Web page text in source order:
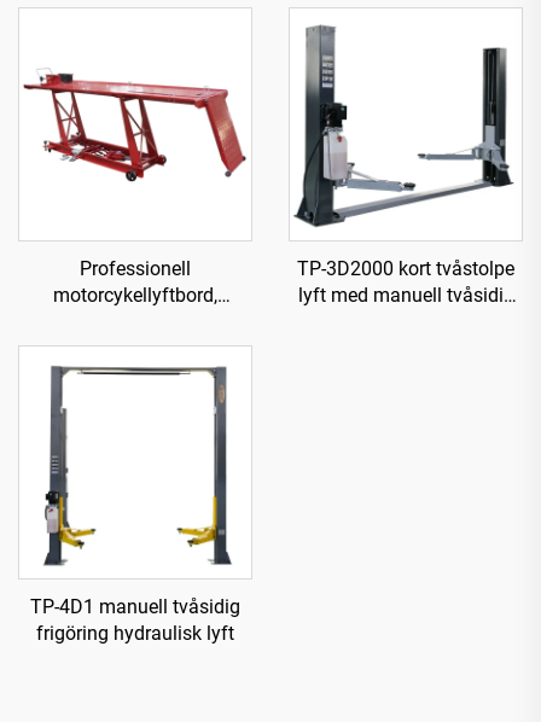
Professionell
motorcykellyftbord,
TP04101D-500
TP-3D2000 kort tvåstolpe
lyft med manuell tvåsidig
TP-4D1 manuell tvåsidig
frigöring hydraulisk lyft